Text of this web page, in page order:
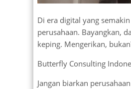
Di era digital yang
perusahaan. Bayangkan,
keping. Mengerikan,
Butterfly Consulting
Jangan biarkan